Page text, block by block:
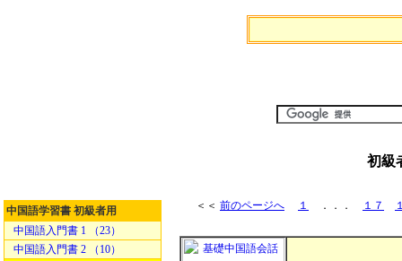
初級
中国語学習書 初級者用
中国語入門書 1 （23）
中国語入門書 2 （10）
＜＜ 前のページへ １ ．．． １７